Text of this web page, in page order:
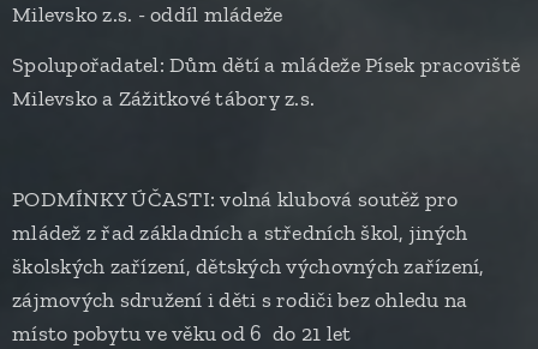
Milevsko z.s. - oddíl mládeže
Spolupořadatel: Dům dětí a mládeže Písek pracoviště
Milevsko a Zážitkové tábory z.s.
PODMÍNKY ÚČASTI: volná klubová soutěž pro
mládež z řad základních a středních škol, jiných
školských zařízení, dětských výchovných zařízení,
zájmových sdružení i děti s rodiči bez ohledu na
místo pobytu ve věku od 6 do 21 let